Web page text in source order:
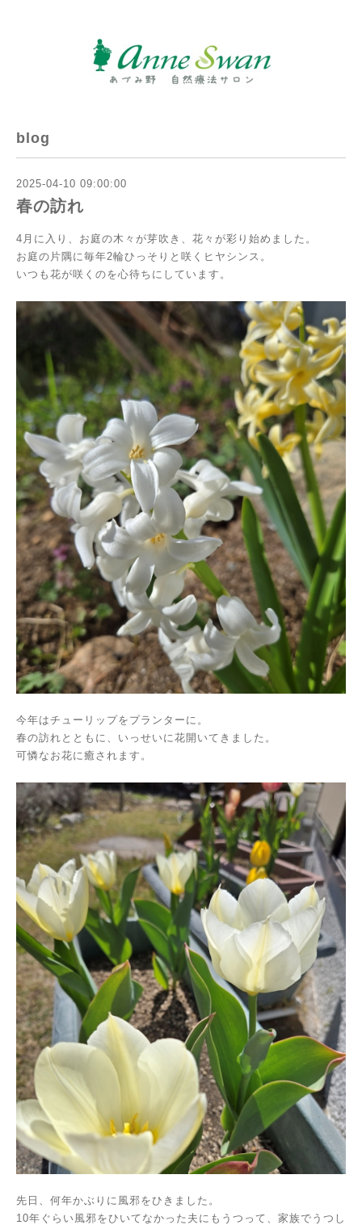
blog
2025-04-10 09:00:00
春の訪れ
4月に入り、お庭の木々が芽吹き、花々が彩り始めました。
お庭の片隅に毎年2輪ひっそりと咲くヒヤシンス。
いつも花が咲くのを心待ちにしています。
今年はチューリップをプランターに。
春の訪れとともに、いっせいに花開いてきました。
可憐なお花に癒されます。
先日、何年かぶりに風邪をひきました。
10年ぐらい風邪をひいてなかった夫にもうつって、家族でうつし